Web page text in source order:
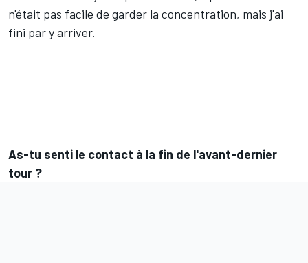
n'était pas facile de garder la concentration, mais j'ai
fini par y arriver.
As-tu senti le contact à la fin de l'avant-dernier
tour ?